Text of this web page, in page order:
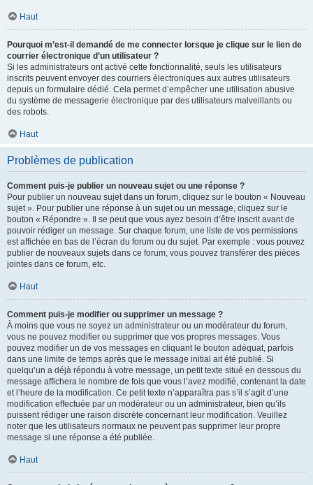
Haut
Pourquoi m’est-il demandé de me connecter lorsque je clique sur le lien de
courrier électronique d’un utilisateur ?
Si les administrateurs ont activé cette fonctionnalité, seuls les utilisateurs
inscrits peuvent envoyer des courriers électroniques aux autres utilisateurs
depuis un formulaire dédié. Cela permet d’empêcher une utilisation abusive
du système de messagerie électronique par des utilisateurs malveillants ou
des robots.
Haut
Problèmes de publication
Comment puis-je publier un nouveau sujet ou une réponse ?
Pour publier un nouveau sujet dans un forum, cliquez sur le bouton « Nouveau
sujet ». Pour publier une réponse à un sujet ou un message, cliquez sur le
bouton « Répondre ». Il se peut que vous ayez besoin d’être inscrit avant de
pouvoir rédiger un message. Sur chaque forum, une liste de vos permissions
est affichée en bas de l’écran du forum ou du sujet. Par exemple : vous pouvez
publier de nouveaux sujets dans ce forum, vous pouvez transférer des pièces
jointes dans ce forum, etc.
Haut
Comment puis-je modifier ou supprimer un message ?
À moins que vous ne soyez un administrateur ou un modérateur du forum,
vous ne pouvez modifier ou supprimer que vos propres messages. Vous
pouvez modifier un de vos messages en cliquant le bouton adéquat, parfois
dans une limite de temps après que le message initial ait été publié. Si
quelqu’un a déjà répondu à votre message, un petit texte situé en dessous du
message affichera le nombre de fois que vous l’avez modifié, contenant la date
et l’heure de la modification. Ce petit texte n’apparaîtra pas s’il s’agit d’une
modification effectuée par un modérateur ou un administrateur, bien qu’ils
puissent rédiger une raison discrète concernant leur modification. Veuillez
noter que les utilisateurs normaux ne peuvent pas supprimer leur propre
message si une réponse a été publiée.
Haut